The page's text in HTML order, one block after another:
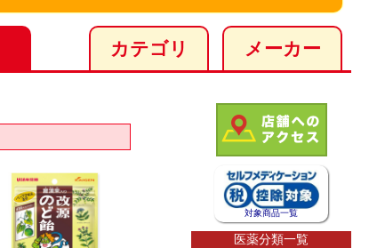
カテゴリ メーカー
対象商品一覧
医薬分類一覧